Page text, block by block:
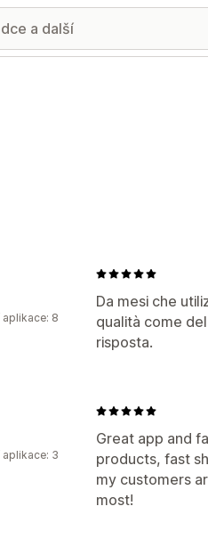
Da mesi che
qualità come
risposta.
8
Great app and
products, fast
my customers
most!
3